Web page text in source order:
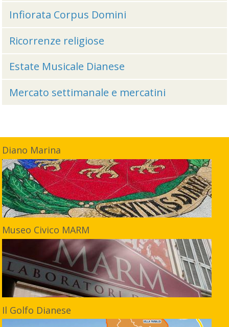
Infiorata Corpus Domini
Ricorrenze religiose
Estate Musicale Dianese
Mercato settimanale e mercatini
Diano Marina
Museo Civico MARM
Il Golfo Dianese